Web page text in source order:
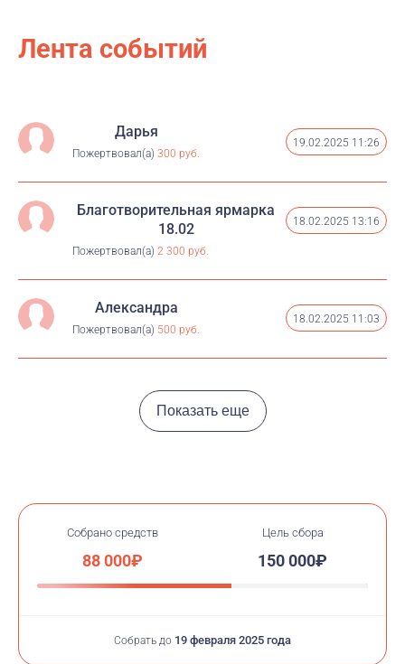
Лента событий
Дарья
Пожертвовал(а) 300 руб.
19.02.2025 11:26
Благотворительная ярмарка
18.02
Пожертвовал(а) 2 300 руб.
18.02.2025 13:16
Александра
Пожертвовал(а) 500 руб.
18.02.2025 11:03
Показать еще
Собрано средств
88 000₽
Цель сбора
150 000₽
Собрать до 19 февраля 2025 года